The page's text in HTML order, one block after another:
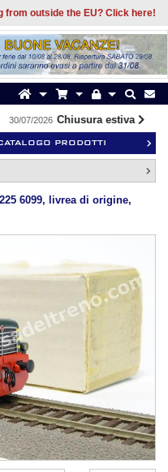
from outside the EU? Click here!
30/07/2026 Chiusura estiva
PRODOTTI
6099, livrea di origine,